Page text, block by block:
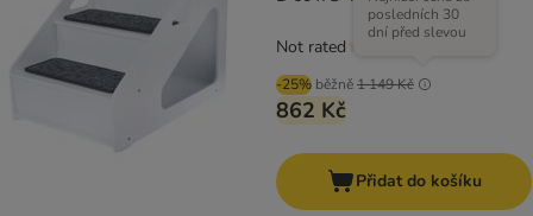
-25% běžně1 149 Kč
posledních 30
dní před slevou
862 Kč
Not rated
Přidat do košíku